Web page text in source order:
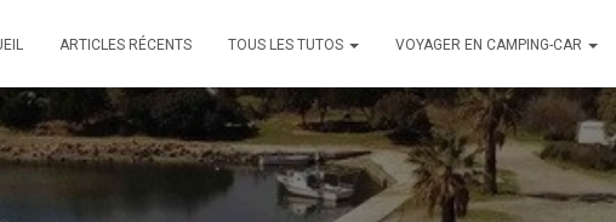
ARTICLES RÉCENTS TOUS LES TUTOS VOYAGER EN CAMPING-CAR